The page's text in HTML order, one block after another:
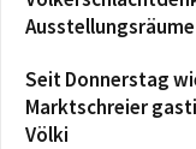
Seit Donnerstag
Marktschreier
Völki